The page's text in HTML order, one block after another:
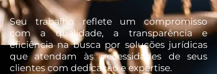
Seu trabalho reflete um compromisso
com a qualidade, a transparência e
eficiência na busca por soluções jurídicas
que atendam às necessidades de seus
clientes com dedicação e expertise.